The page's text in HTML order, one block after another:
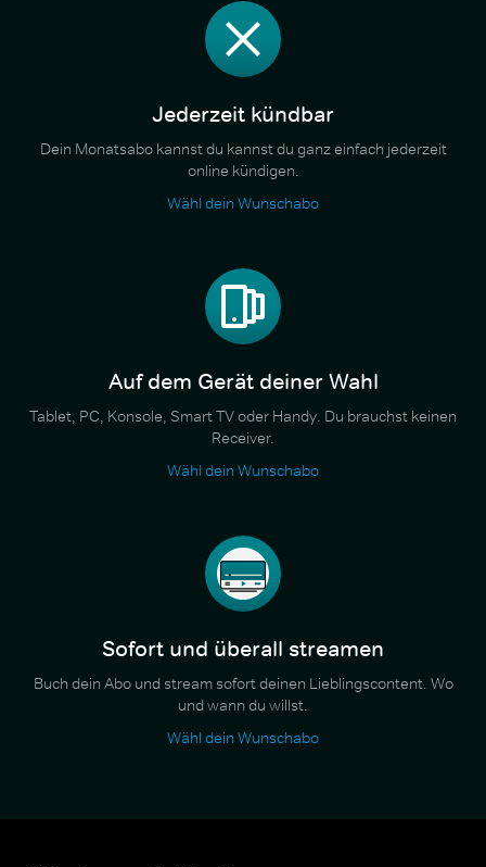
Jederzeit kündbar
Dein Monatsabo kannst du kannst du ganz einfach jederzeit
online kündigen.
Wähl dein Wunschabo
Auf dem Gerät deiner Wahl
Tablet, PC, Konsole, Smart TV oder Handy. Du brauchst keinen
Receiver.
Wähl dein Wunschabo
Sofort und überall streamen
Buch dein Abo und stream sofort deinen Lieblingscontent. Wo
und wann du willst.
Wähl dein Wunschabo